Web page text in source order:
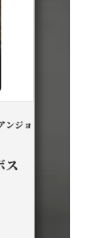
ンジョ
ス